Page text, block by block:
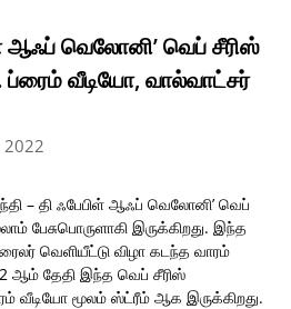
ஆஃப் வெலோனி’ வெப் சீரிஸ்
ப்ரைம் வீடியோ, வால்வாட்சர்
2022
– தி ஃபேபிள் ஆஃப் வெலோனி’ வெப்
பேசுபொருளாகி இருக்கிறது. இந்த
வெளியீட்டு விழா கடந்த வாரம்
2 ஆம் தேதி இந்த வெப் சீரிஸ்
வீடியோ மூலம் ஸ்ட்ரீம் ஆக இருக்கிறது.